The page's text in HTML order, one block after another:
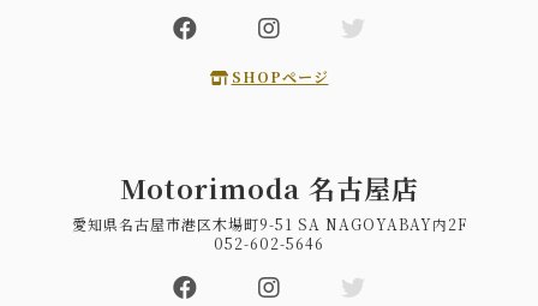
SHOPページ
Motorimoda 名古屋店
愛知県名古屋市港区木場町9-51 SA NAGOYABAY内2F
052-602-5646